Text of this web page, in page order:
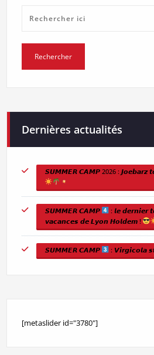
Dernières actualités
𝙎𝙐𝙈𝙈𝙀𝙍 𝘾𝘼𝙈𝙋 2026 : 𝙅𝙤𝙚𝙗𝙖𝙧𝙯
𝙎𝙐𝙈𝙈𝙀𝙍 𝘾𝘼𝙈𝙋
: 𝙡𝙚 𝙙𝙚𝙧𝙣𝙞𝙚𝙧
𝙫𝙖𝙘𝙖𝙣𝙘𝙚𝙨 𝙙𝙚 𝙇𝙮𝙤𝙣 𝙃𝙤𝙡𝙙𝙚𝙢 !
𝙎𝙐𝙈𝙈𝙀𝙍 𝘾𝘼𝙈𝙋 : 𝙑𝙞𝙧𝙜𝙞𝙘𝙤𝙡𝙖
[metaslider id="3780"]